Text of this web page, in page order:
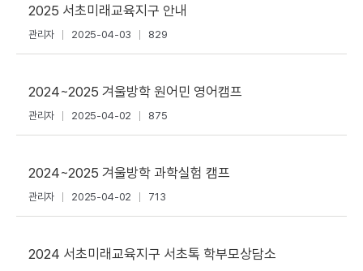
2025 서초미래교육지구 안내
관리자 2025-04-03 829
2024~2025 겨울방학 원어민 영어캠프
관리자 2025-04-02 875
2024~2025 겨울방학 과학실험 캠프
관리자 2025-04-02 713
2024 서초미래교육지구 서초톡 학부모상담소